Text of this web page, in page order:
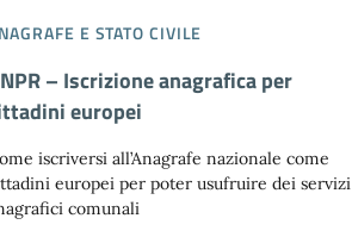
E STATO CIVILE
– Iscrizione anagrafica per
europei
iscriversi all’Anagrafe nazionale come
europei per poter usufruire dei servizi
comunali